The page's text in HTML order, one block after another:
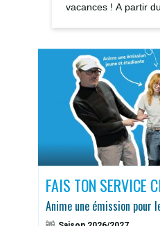
vacances ! A partir
FAIS TON SERVICE
Anime une émission pour